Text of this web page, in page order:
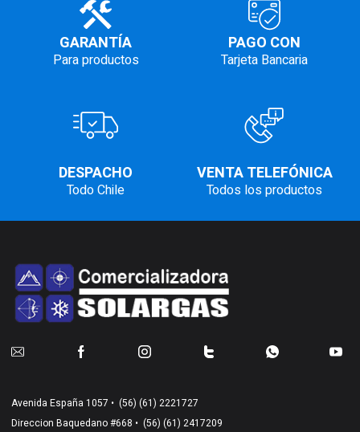
GARANTÍA
Para productos
PAGO CON
Tarjeta Bancaria
DESPACHO
Todo Chile
VENTA TELEFÓNICA
Todos los productos
Avenida España 1057 • (56) (61) 2221727
Direccion Baquedano #668 • (56) (61) 2417209